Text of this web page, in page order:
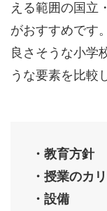
える範囲の国立
がおすすめです。
良さそうな小学
うな要素を比較
・教育方針
・授業のカ
・設備